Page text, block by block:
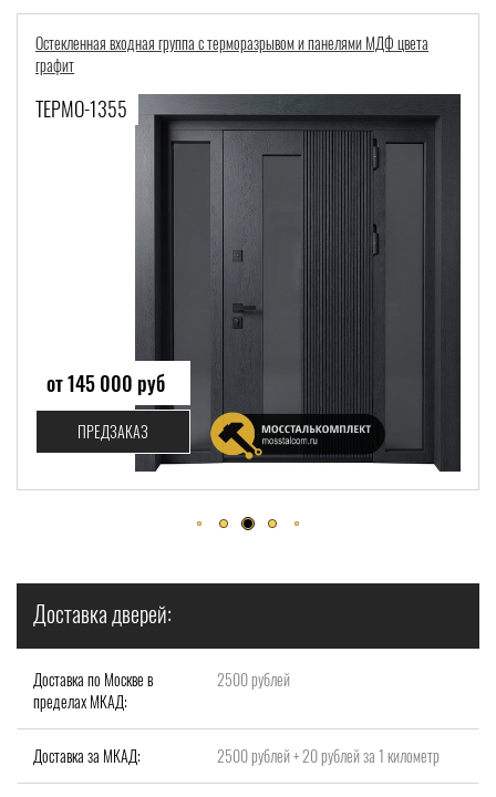
Стальная полуторная дверь с терморазрывом, двумя узкими стеклами и
ковкой (отделка из шпонированных плит МДФ)
ТЕРМО-1100
от 143 500 руб
ПРЕДЗАКАЗ
Доставка дверей:
Доставка по Москве в
пределах МКАД:
2500 рублей
Доставка за МКАД: 2500 рублей + 20 рублей за 1 километр